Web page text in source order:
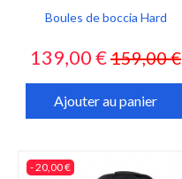
Boules de boccia Hard
Prix
139,00 €Prix
habituel
159,00 €
Ajouter au panier
- 20,00 €